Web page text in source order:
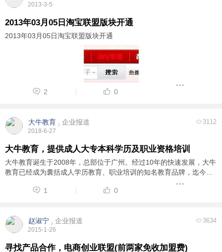
2013-3-5
2013年03月05日淘宝联盟版块开通
2013年03月05日淘宝联盟版块开通
2 0
大牛教育 企业报道
2018-6-27
3112
大牛教育，提供成人大专本科学历及职业资格培训
大牛教育诞生于2008年，总部位于广州。经过10年的快速发展，大牛
教育已经成为囊括成人学历教育、职业培训的知名教育品牌，迄今已
线上授课与线下面授相结合的授课方式，致 ...
1 0
赵淑宁 企业报道
2015-1-26
3634
寻找产品合作，电商创业联盟(前两家免收加盟费)